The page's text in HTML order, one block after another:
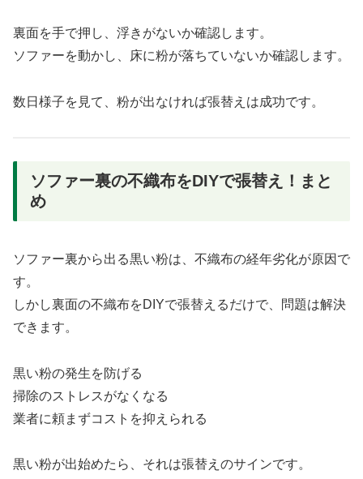
裏面を手で押し、浮きがないか確認します。
ソファーを動かし、床に粉が落ちていないか確認します。
数日様子を見て、粉が出なければ張替えは成功です。
ソファー裏の不織布をDIYで張替え！まと
め
ソファー裏から出る黒い粉は、不織布の経年劣化が原因で
す。
しかし裏面の不織布をDIYで張替えるだけで、問題は解決
できます。
黒い粉の発生を防げる
掃除のストレスがなくなる
業者に頼まずコストを抑えられる
黒い粉が出始めたら、それは張替えのサインです。